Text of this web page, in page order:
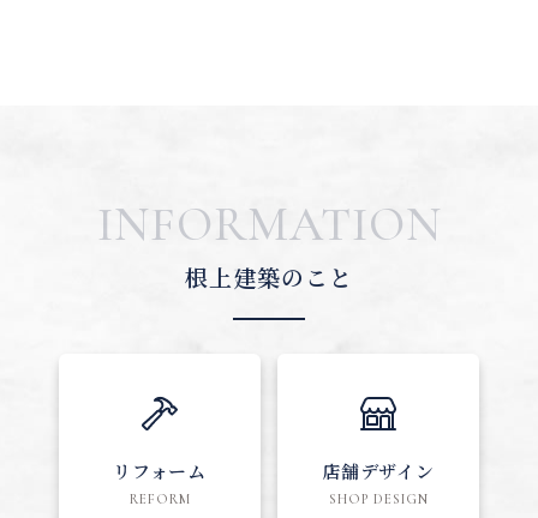
INFORMATION
根上建築のこと
リフォーム
REFORM
店舗デザイン
SHOP DESIGN